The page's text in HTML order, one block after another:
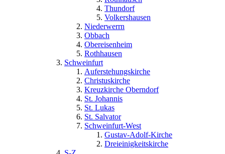
Thundorf
Volkershausen
Niederwerrn
Obbach
Obereisenheim
Rothhausen
Schweinfurt
Auferstehungskirche
Christuskirche
Kreuzkirche Oberndorf
St. Johannis
St. Lukas
St. Salvator
Schweinfurt-West
Gustav-Adolf-Kirche
Dreieinigkeitskirche